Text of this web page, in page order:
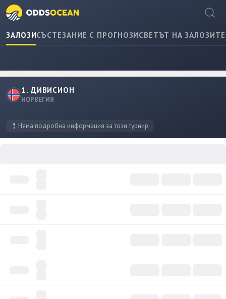
ЗАЛОЗИСЪСТЕЗАНИЕ С ПРОГНОЗИСВЕТЪТ НА ЗАЛОЗИТЕ
1. ДИВИСИОН
НОРВЕГИЯ
Няма подробна информация за този турнир.